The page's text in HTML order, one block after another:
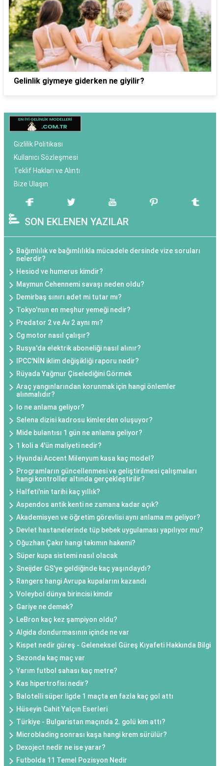
Gelinlik giymeye giderken ne giyilir?
Gizlilik Politikası
Kullanıcı Sözleşmesi
Teklif Hakları ve Alıntı
Bize Ulaşın
SON EKLENEN YAZILAR
Bağımlılık ve bağımlılıkla mücadele dersinde vize soruları
nelerdir?
Hesiod ve humerus kimdir?
Maymun Cehennemi savaşı neden oldu?
Demirbaş sınırı adet mi tutar mı?
Tokyo'nun en meşhur yemeği nedir?
Predator 2 ve Av 2 aynı mı?
Cg motor nasıl çalışır?
Rusya'da elektrik aboneliği nasıl alınır?
IPCC'NİN iklim değişikliği raporu nedir?
Rüyada Yağmur Çiselediğini Görmek
Araç yangınlarından korunmak için hangi önlemler
alınmalıdır?
Io ne anlama geliyor?
Selena dizisi kadrosu kimlerden oluşuyor?
Mide bulantısı 1 gün ne anlama geliyor?
1 koli a 4'ün maliyeti nedir?
Hyundai Accent Milenyum kasa kaç model?
Programların güncellenmesi ve geliştirilmesi çalışmaları
hangi kontroller altında gerçekleştirilir?
Halfeti'nin tarihi kaç yıllık?
Aspendos antik kenti ne zamana kadar açık?
Akademisyen ve öğretim görevlisi aynı anlama mı geliyor?
Devlet hastanelerinde tüp bebek uygulaması yapılıyor mu?
Oğuzhan Çakır hangi takımın hakemi?
Süper kupa sistemi nasıl olacak
Sneijder GS'ye geldiğinde kaç yaşındaydı?
Rangers hangi Avrupa kupalarını kazandı
Voleybol dünya birincisi kimdir
Gariye ne demek?
LeBron kaç kez şampiyon oldu?
Algida dondurmasının içinde ne var
Kispet nedir güreş - Geleneksel Güreş Kıyafeti Hakkında Bilgi
Sezonda kaç maç var
Yarım futbol sahası kaç metre?
Kas hipertrofisi nedir?
Balotelli süper ligde 1 maçta en fazla kaç gol attı
Hüseyin Cahit Yalçın Eserleri
Türkiye - Bulgaristan maçında 2. golü kim attı?
Microblading sonrası kaşa hangi krem sürülür?
Dexoject nedir ne ise yarar?
Futbolda 11 Temel Pozisyon Nedir